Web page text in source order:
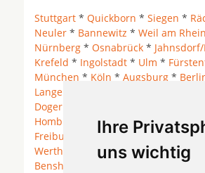
Ihre
uns wichtig
Stuttgart * Quickborn * Siegen *
Neuler * Bannewitz * Weil am Rhein
Nürnberg * Osnabrück *
Krefeld * Ingolstadt * Ulm *
München * Köln * Augsburg *
Langenhagen
Dogern
Homburg vor der Höhe*Hamburg
Freiburg im Breisgau *Aachen*
Wertheim
Potsdam*Duisburg*
Bensheim
*